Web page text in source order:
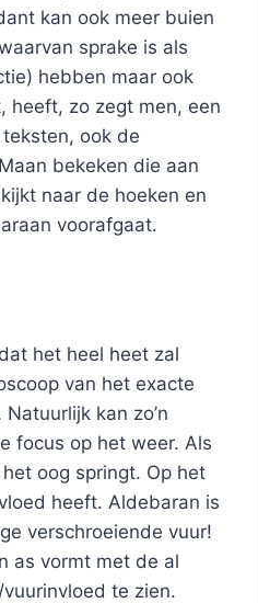
kan ook meer buien
sprake is als
hebben maar ook
heeft, zo zegt men, een
ook de
bekeken die aan
naar de hoeken en
voorafgaat.
het heel heet zal
van het exacte
kan zo’n
focus op het weer. Als
oog springt. Op het
heeft. Aldebaran is
verschroeiende vuur!
as vormt met de al
te zien.